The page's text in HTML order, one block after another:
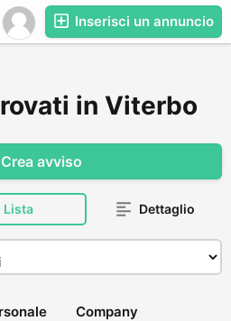
Inserisci un annuncio
in Viterbo
Crea avviso
Lista Dettaglio
Company